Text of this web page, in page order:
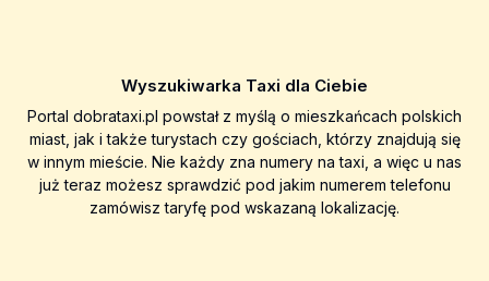
Wyszukiwarka Taxi dla Ciebie
Portal dobrataxi.pl powstał z myślą o mieszkańcach polskich
miast, jak i także turystach czy gościach, którzy znajdują się
w innym mieście. Nie każdy zna numery na taxi, a więc u nas
już teraz możesz sprawdzić pod jakim numerem telefonu
zamówisz taryfę pod wskazaną lokalizację.